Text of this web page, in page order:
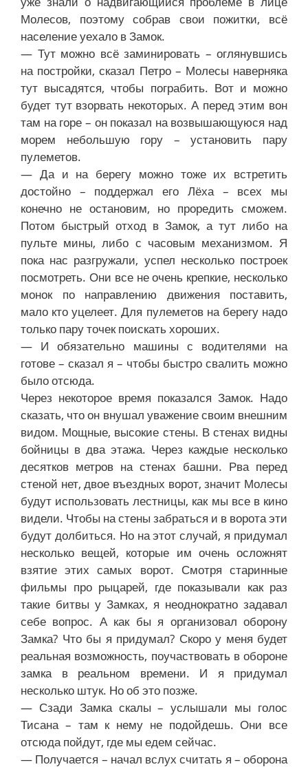
Молесов, поэтому собрав свои пожитки, всё
население уехало в Замок.
— Тут можно всё заминировать – оглянувшись
на постройки, сказал Петро – Молесы наверняка
тут высадятся, чтобы пограбить. Вот и можно
будет тут взорвать некоторых. А перед этим вон
там на горе – он показал на возвышающуюся над
морем небольшую гору – установить пару
пулеметов.
— Да и на берегу можно тоже их встретить
достойно – поддержал его Лёха – всех мы
конечно не остановим, но проредить сможем.
Потом быстрый отход в Замок, а тут либо на
пульте мины, либо с часовым механизмом. Я
пока нас разгружали, успел несколько построек
посмотреть. Они все не очень крепкие, несколько
монок по направлению движения поставить,
мало кто уцелеет. Для пулеметов на берегу надо
только пару точек поискать хороших.
— И обязательно машины с водителями на
готове – сказал я – чтобы быстро свалить можно
было отсюда.
Через некоторое время показался Замок. Надо
сказать, что он внушал уважение своим внешним
видом. Мощные, высокие стены. В стенах видны
бойницы в два этажа. Через каждые несколько
десятков метров на стенах башни. Рва перед
стеной нет, двое въездных ворот, значит Молесы
будут использовать лестницы, как мы все в кино
видели. Чтобы на стены забраться и в ворота эти
будут долбиться. Но на этот случай, я придумал
несколько вещей, которые им очень осложнят
взятие этих самых ворот. Смотря старинные
фильмы про рыцарей, где показывали как раз
такие битвы у Замках, я неоднократно задавал
себе вопрос. А как бы я организовал оборону
Замка? Что бы я придумал? Скоро у меня будет
реальная возможность, поучаствовать в обороне
замка в реальном времени. И я придумал
несколько штук. Но об это позже.
— Сзади Замка скалы – услышали мы голос
Тисана – там к нему не подойдешь. Они все
отсюда пойдут, где мы едем сейчас.
— Получается – начал вслух считать я – оборона